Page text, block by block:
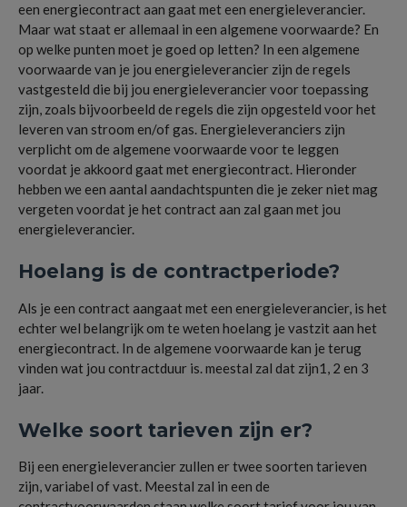
een energiecontract aan gaat met een energieleverancier.
Maar wat staat er allemaal in een algemene voorwaarde? En
op welke punten moet je goed op letten? In een algemene
voorwaarde van je jou energieleverancier zijn de regels
vastgesteld die bij jou energieleverancier voor toepassing
zijn, zoals bijvoorbeeld de regels die zijn opgesteld voor het
leveren van stroom en/of gas. Energieleveranciers zijn
verplicht om de algemene voorwaarde voor te leggen
voordat je akkoord gaat met energiecontract. Hieronder
hebben we een aantal aandachtspunten die je zeker niet mag
vergeten voordat je het contract aan zal gaan met jou
energieleverancier.
Hoelang is de contractperiode?
Als je een contract aangaat met een energieleverancier, is het
echter wel belangrijk om te weten hoelang je vastzit aan het
energiecontract. In de algemene voorwaarde kan je terug
vinden wat jou contractduur is. meestal zal dat zijn1, 2 en 3
jaar.
Welke soort tarieven zijn er?
Bij een energieleverancier zullen er twee soorten tarieven
zijn, variabel of vast. Meestal zal in een de